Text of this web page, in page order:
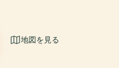
地図を見る